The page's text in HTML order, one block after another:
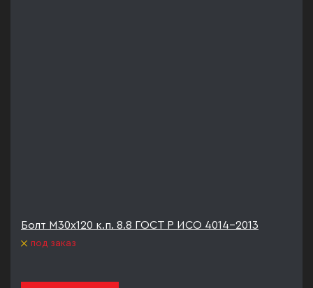
Болт М30х120 к.п. 8.8 ГОСТ Р ИСО 4014-2013
под заказ